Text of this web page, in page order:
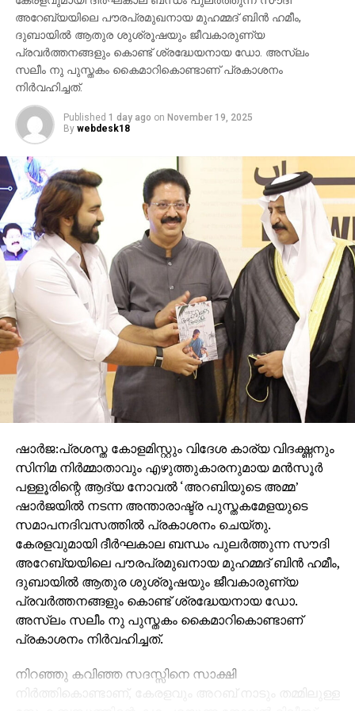
അവസരം ലഭിക്കും. ഗ്രാന്‍ഡ് പ്രൈസ് ഡ്രോ
ഡിസംബര്‍ 3നാണ്. ഇതിന് പുറമെ, പത്ത് വിജയികള്‍ക്ക്
100,000 ദിര്‍ഹം വീതവും ലഭിക്കും. ഡ്രീം കാര്‍
പ്രൊമോഷനും ടിക്കറ്റ് ബണ്ടിലുകളും
പ്രഖ്യാപിച്ചിരിക്കുകയാണ്.
അറേബ്യയിലെ പൗരപ്രമുഖനായ മുഹമ്മദ് ബിൻ ഹമീം,
ദുബായിൽ ആതുര ശുശ്രൂഷയും ജീവകാരുണ്യ
പ്രവർത്തനങ്ങളും കൊണ്ട് ശ്രദ്ധേയനായ ഡോ. അസ്ലം
സലീം നു പുസ്തകം കൈമാറികൊണ്ടാണ് പ്രകാശനം
നിർവഹിച്ചത്.
Published 1 day ago on November 19, 2025
By webdesk18
ഷാർജ:പ്രശസ്ത കോളമിസ്റ്റും വിദേശ കാര്യ വിദഗ്ദ്ധനും
സിനിമ നിർമ്മാതാവും എഴുത്തുകാരനുമായ മൻസൂർ
പള്ളൂരിന്റെ ആദ്യ നോവൽ ‘അറബിയുടെ അമ്മ’
ഷാർജയിൽ നടന്ന അന്താരാഷ്ട്ര പുസ്തകമേളയുടെ
സമാപനദിവസത്തിൽ പ്രകാശനം ചെയ്തു.
കേരളവുമായി ദീർഘകാല ബന്ധം പുലർത്തുന്ന സൗദി
അറേബ്യയിലെ പൗരപ്രമുഖനായ മുഹമ്മദ് ബിൻ ഹമീം,
ദുബായിൽ ആതുര ശുശ്രൂഷയും ജീവകാരുണ്യ
പ്രവർത്തനങ്ങളും കൊണ്ട് ശ്രദ്ധേയനായ ഡോ.
അസ്ലം സലീം നു പുസ്തകം കൈമാറികൊണ്ടാണ്
പ്രകാശനം നിർവഹിച്ചത്.
നിറഞ്ഞു കവിഞ്ഞ സദസ്സിനെ സാക്ഷി
നിർത്തികൊണ്ടാണ്, കേരളവും അറബ് നാടും തമ്മിലുള്ള